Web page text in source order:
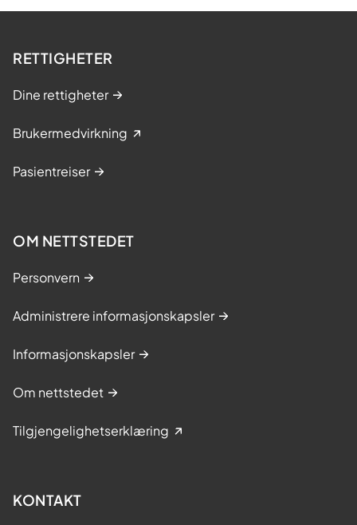
RETTIGHETER
Dine rettigheter
Brukermedvirkning
Pasientreiser
OM NETTSTEDET
Personvern
Administrere informasjonskapsler
Informasjonskapsler
Om nettstedet
Tilgjengelighetserklæring
KONTAKT